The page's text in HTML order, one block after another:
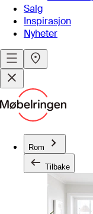
Salg
Inspirasjon
Nyheter
Rom
Tilbake